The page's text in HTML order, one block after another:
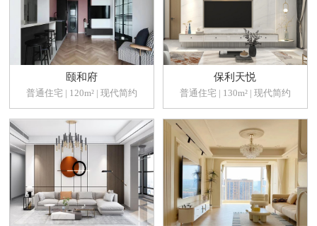
颐和府
普通住宅 | 120m² | 现代简约
保利天悦
普通住宅 | 130m² | 现代简约